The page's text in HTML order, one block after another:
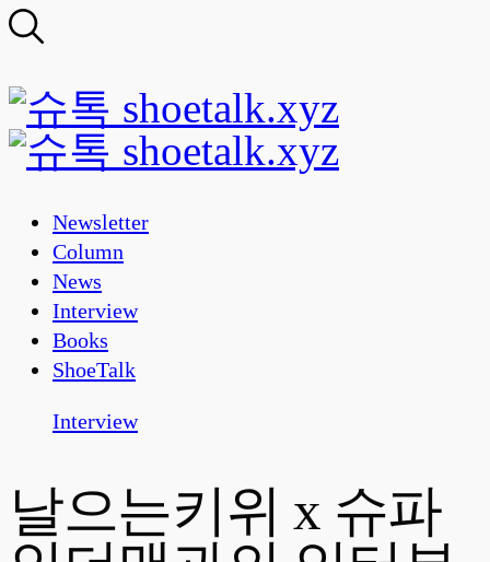
Newsletter
Column
News
Interview
Books
ShoeTalk
Interview
날으는키위 x 슈파